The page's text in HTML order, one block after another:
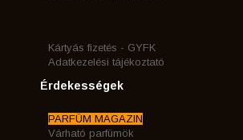
Kártyás fizetés - GYFK
Adatkezelési tájékoztató
Érdekességek
PARFÜM MAGAZIN
Várható parfümök